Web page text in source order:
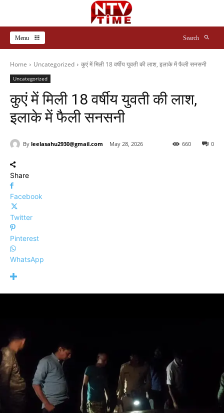
Menu Search
Home Uncategorized कुएं में मिली 18 वर्षीय युवती की लाश, इलाके में फैली सनसनी
Uncategorized
कुएं में मिली 18 वर्षीय युवती की लाश,
इलाके में फैली सनसनी
By leelasahu2930@gmail.com May 28, 2026 0
660
Share
Facebook
Twitter
Pinterest
WhatsApp